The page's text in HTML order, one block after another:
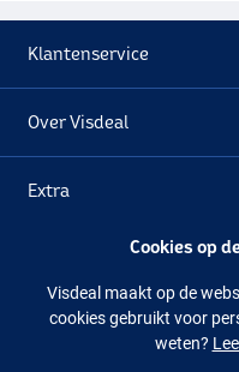
Klantenservice
Over Visdeal
Extra
Cookies op
Visdeal maakt op de
cookies gebruikt voor
weten?